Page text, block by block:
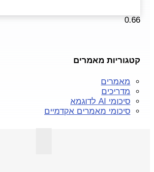
קטגוריות מאמרים
מאמרים
מדריכים
סיכומי AI לדוגמא
סיכומי מאמרים אקדמיים